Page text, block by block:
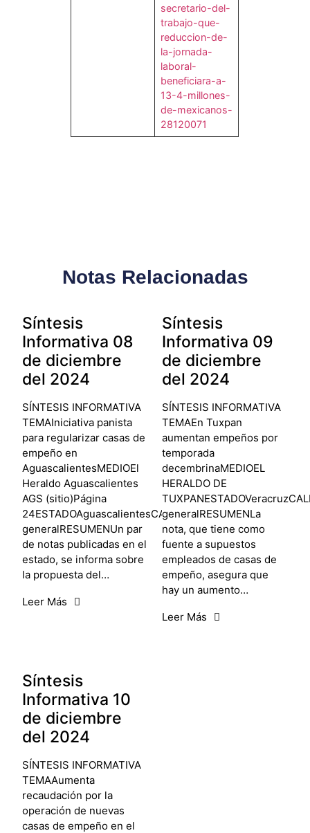
secretario-del-
trabajo-que-
reduccion-de-
la-jornada-
laboral-
beneficiara-a-
13-4-millones-
de-mexicanos-
28120071
Notas Relacionadas
Síntesis
Informativa 08
de diciembre
del 2024
SÍNTESIS INFORMATIVA
TEMAIniciativa panista
para regularizar casas de
empeño en
AguascalientesMEDIOEl
Heraldo Aguascalientes
AGS (sitio)Página
24ESTADOAguascalientesCALIFICACIÓNNegativa
generalRESUMENUn par
de notas publicadas en el
estado, se informa sobre
la propuesta del…
Leer Más
Síntesis
Informativa 09
de diciembre
del 2024
SÍNTESIS INFORMATIVA
TEMAEn Tuxpan
aumentan empeños por
temporada
decembrinaMEDIOEL
HERALDO DE
generalRESUMENLa
nota, que tiene como
fuente a supuestos
empleados de casas de
empeño, asegura que
hay un aumento…
Leer Más
Síntesis
Informativa 10
de diciembre
del 2024
SÍNTESIS INFORMATIVA
TEMAAumenta
recaudación por la
operación de nuevas
casas de empeño en el